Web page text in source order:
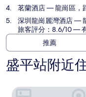
茗蘭酒店— 龍崗區，
深圳龍崗麗灣酒店—
旅客評分：8.6/10 —
推薦
盛平站附近
深圳龍崗珠江皇冠假